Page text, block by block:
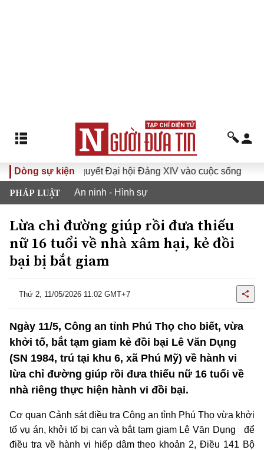
Dòng sự kiện
Đưa Nghị quyết Đại hội Đảng XIV vào cuộc sống
PHÁP LUẬT An ninh - Hình sự
Lừa chỉ đường giúp rồi đưa thiếu
nữ 16 tuổi về nhà xâm hại, kẻ đồi
bại bị bắt giam
Thứ 2, 11/05/2026 11:02 GMT+7
Ngày 11/5, Công an tỉnh Phú Thọ cho biết, vừa
khởi tố, bắt tạm giam kẻ đồi bại Lê Văn Dụng
(SN 1984, trú tại khu 6, xã Phú Mỹ) về hành vi
lừa chỉ đường giúp rồi đưa thiếu nữ 16 tuổi về
nhà riêng thực hiện hành vi đồi bại.
Cơ quan Cảnh sát điều tra Công an tỉnh Phú Thọ vừa khởi
tố vụ án, khởi tố bị can và bắt tạm giam Lê Văn Dụng để
điều tra về hành vi hiếp dâm theo khoản 2, Điều 141 Bộ